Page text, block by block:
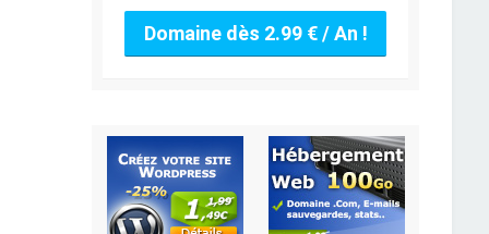
Domaine dès 2.99 € / An !